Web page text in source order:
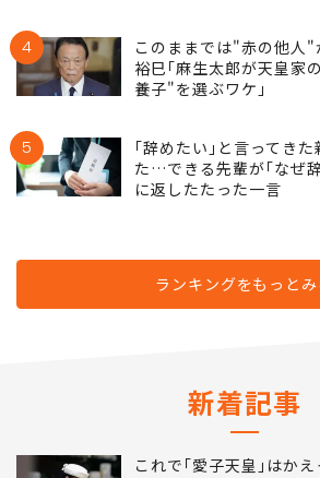
4
このままでは"赤の他人
裕巳｢麻生太郎が天皇家
養子"を選ぶワケ｣
5
｢辞めたい｣と言ってき
た…できる先輩が｢なぜ
に返したたった一言
ランキングをもっとみ
新着記事
これで｢愛子天皇｣はか